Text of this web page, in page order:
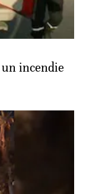
un incendie